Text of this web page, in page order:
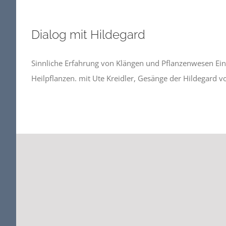
Dialog mit Hildegard
Sinnliche Erfahrung von Klängen und Pflanzenwesen
Heilpflanzen. mit Ute Kreidler, Gesänge der Hildegard